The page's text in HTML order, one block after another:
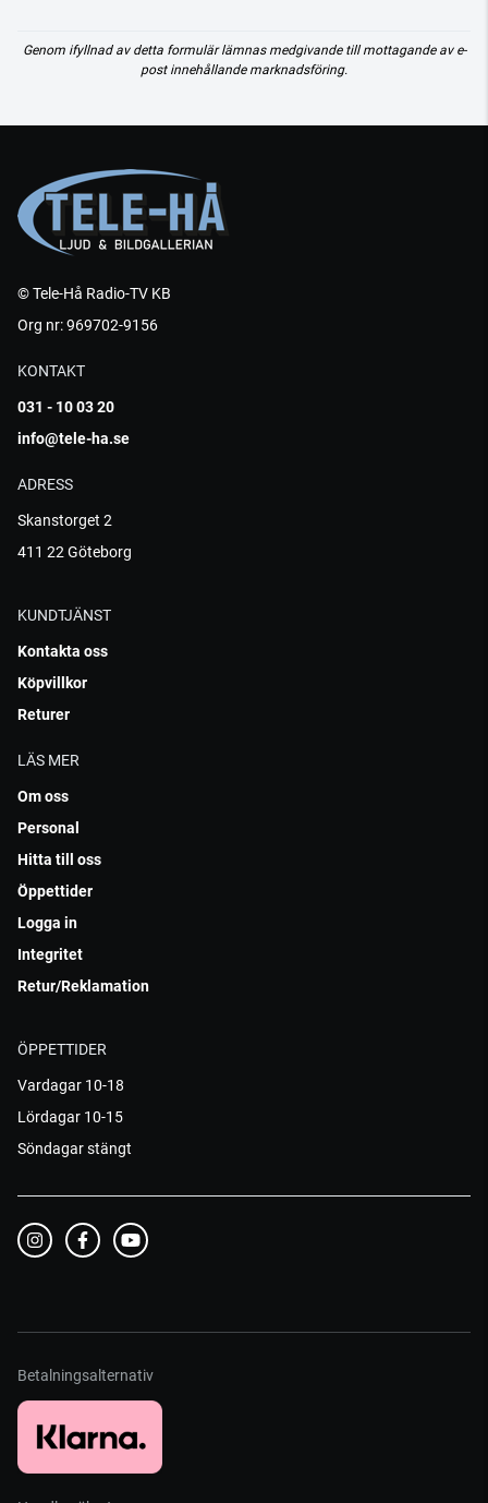
Genom ifyllnad av detta formulär lämnas medgivande till mottagande av e-
post innehållande marknadsföring.
© Tele-Hå Radio-TV KB
Org nr: 969702-9156
KONTAKT
031 - 10 03 20
info@tele-ha.se
ADRESS
Skanstorget 2
411 22 Göteborg
KUNDTJÄNST
Kontakta oss
Köpvillkor
Returer
LÄS MER
Om oss
Personal
Hitta till oss
Öppettider
Logga in
Integritet
Retur/Reklamation
ÖPPETTIDER
Vardagar 10-18
Lördagar 10-15
Söndagar stängt
Betalningsalternativ